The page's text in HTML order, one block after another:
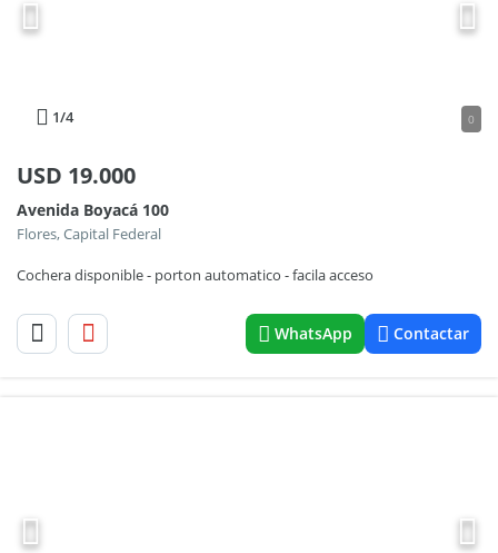
1/4 0
USD 19.000
Avenida Boyacá 100
Flores, Capital Federal
Cochera disponible - porton automatico - facila acceso
WhatsApp Contactar